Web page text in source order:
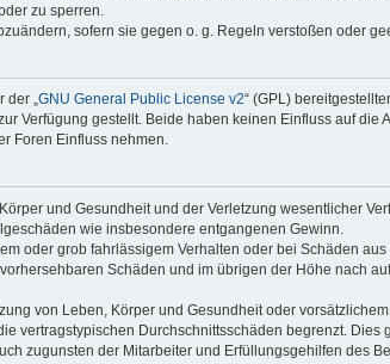
zu sperren.
sofern sie gegen o. g. Regeln verstoßen oder
der „GNU General Public License v2“ (GPL)
Verfügung gestellt. Beide haben keinen Einfluss auf
Foren Einfluss nehmen.
und Gesundheit und der Verletzung wesentlicher
wie insbesondere entgangenen Gewinn.
oder grob fahrlässigem Verhalten oder bei Schäden
Schäden und im übrigen der Höhe nach
von Leben, Körper und Gesundheit oder
vertragstypischen Durchschnittsschäden begrenzt.
zugunsten der Mitarbeiter und Erfüllungsgehilfen des